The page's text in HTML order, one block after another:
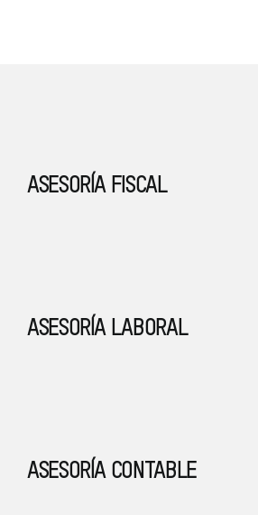
ASESORÍA FISCAL
ASESORÍA LABORAL
ASESORÍA CONTABLE